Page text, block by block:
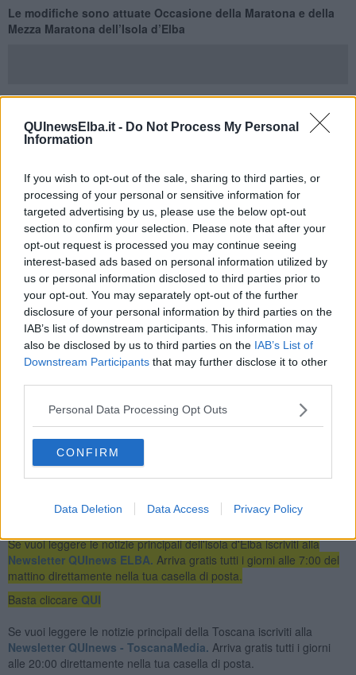
QUInewsElba.it - Do Not Process My Personal
Information
If you wish to opt-out of the sale, sharing to third parties, or
processing of your personal or sensitive information for
targeted advertising by us, please use the below opt-out
section to confirm your selection. Please note that after your
opt-out request is processed you may continue seeing
interest-based ads based on personal information utilized by
us or personal information disclosed to third parties prior to
your opt-out. You may separately opt-out of the further
disclosure of your personal information by third parties on the
IAB’s list of downstream participants. This information may
also be disclosed by us to third parties on the IAB’s List of
Downstream Participants that may further disclose it to other
Personal Data Processing Opt Outs
CONFIRM
Data Deletion Data Access Privacy Policy
Le modifiche sono attuate Occasione della Maratona e della
Mezza Maratona dell’Isola d’Elba
CAMPO NELL'ELBA —Esa fa sapere chedomenica 10 Maggio
nel Comune di Campo nell’Elba,
avverrà in orario notturno dalle 00:00 alle 6.
Per consentire il servizio di raccolta prima della chiusura al traffico,
l’orario di esposiziine in tutto il territorio del Comune di
Campo nell’Elba, frazioni incluse, sarà anticipato entro le ore 23 di
sabato 8 Maggio per tutte le utenze, domestiche e non domestiche.
Ad esempio, le utenze domestiche dovranno esporre il rifiuto
indifferenziato entro le 23 di sabato sera.
"Si chiede a tutti i residenti e le attività commerciali di garantire la
richieste, si invita a contattare il servizio clienti di ESA al Numero
Verde 800 688 850 o via e-mail all’indirizzo info@esaspa.it",
concludono da Esa.
Se vuoi leggere le notizie principali dell'isola d'Elba iscriviti alla
Newsletter QUInews ELBA. Arriva gratis tutti i giorni alle 7:00 del
mattino direttamente nella tua casella di posta.
Basta cliccare QUI
Se vuoi leggere le notizie principali della Toscana iscriviti alla
Newsletter QUInews - ToscanaMedia. Arriva gratis tutti i giorni
alle 20:00 direttamente nella tua casella di posta.